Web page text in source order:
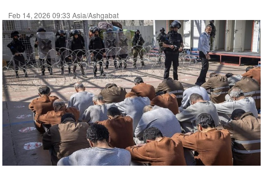
Feb 14, 2026 09:33 Asia/Ashgabat